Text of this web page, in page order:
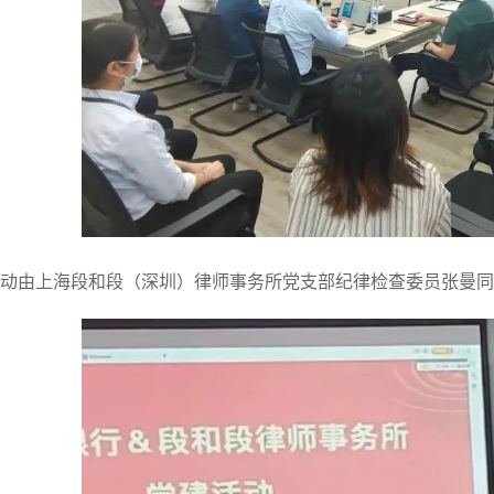
由上海段和段（深圳）律师事务所党支部纪律检查委员张曼